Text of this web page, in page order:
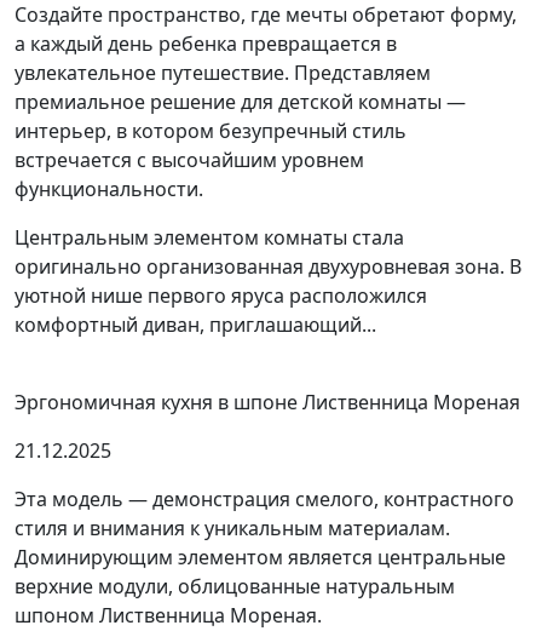
Создайте пространство, где мечты обретают форму,
а каждый день ребенка превращается в
увлекательное путешествие. Представляем
премиальное решение для детской комнаты —
интерьер, в котором безупречный стиль
встречается с высочайшим уровнем
функциональности.
Центральным элементом комнаты стала
оригинально организованная двухуровневая зона. В
уютной нише первого яруса расположился
комфортный диван, приглашающий...
Эргономичная кухня в шпоне Лиственница Мореная
21.12.2025
Эта модель — демонстрация смелого, контрастного
стиля и внимания к уникальным материалам.
Доминирующим элементом является центральные
верхние модули, облицованные натуральным
шпоном Лиственница Мореная.